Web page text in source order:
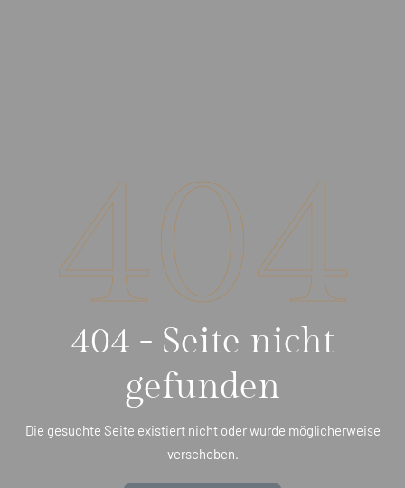
404
404 - Seite nicht
gefunden
Die gesuchte Seite existiert nicht oder wurde möglicherweise
verschoben.